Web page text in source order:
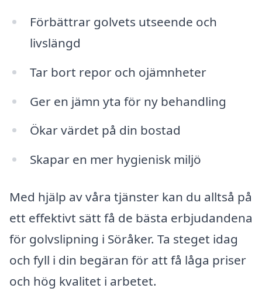
Förbättrar golvets utseende och
livslängd
Tar bort repor och ojämnheter
Ger en jämn yta för ny behandling
Ökar värdet på din bostad
Skapar en mer hygienisk miljö
Med hjälp av våra tjänster kan du alltså på
ett effektivt sätt få de bästa erbjudandena
för golvslipning i Söråker. Ta steget idag
och fyll i din begäran för att få låga priser
och hög kvalitet i arbetet.